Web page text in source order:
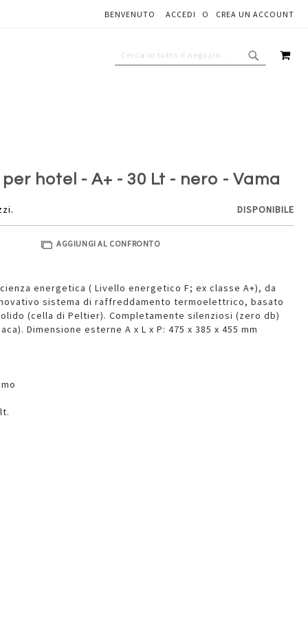
BENVENUTO ACCEDI CREA UN ACCOUNT
hotel - A+ - 30 Lt - nero - Vama
DISPONIBILE
AGGIUNGI AL CONFRONTO
energetica ( Livello energetico F; ex classe A+), da
sistema di raffreddamento termoelettrico, basato
(cella di Peltier). Completamente silenziosi (zero db)
Dimensione esterne A x L x P: 475 x 385 x 455 mm